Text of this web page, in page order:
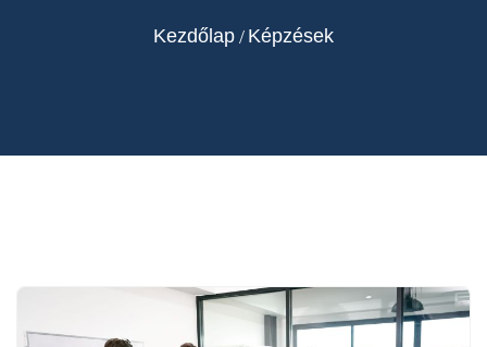
Kezdőlap Képzések